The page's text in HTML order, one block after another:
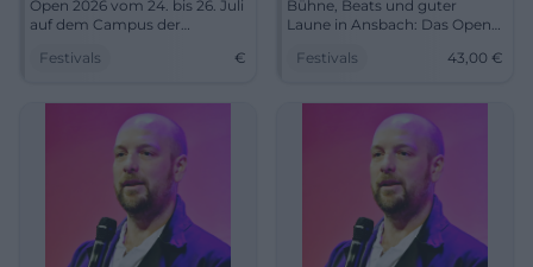
Open 2026 vom 24. bis 26. Juli
auf dem Campus der
erleben Sie Musik und Humor
Festivals €
Bühne, Beats und guter
Laune in Ansbach: Das Open-
Humor und
zusammen. 24.–26. Juli 2026,
Tickets ab 43 Euro.
#AnsbachOpen
Festivals 43,00 €